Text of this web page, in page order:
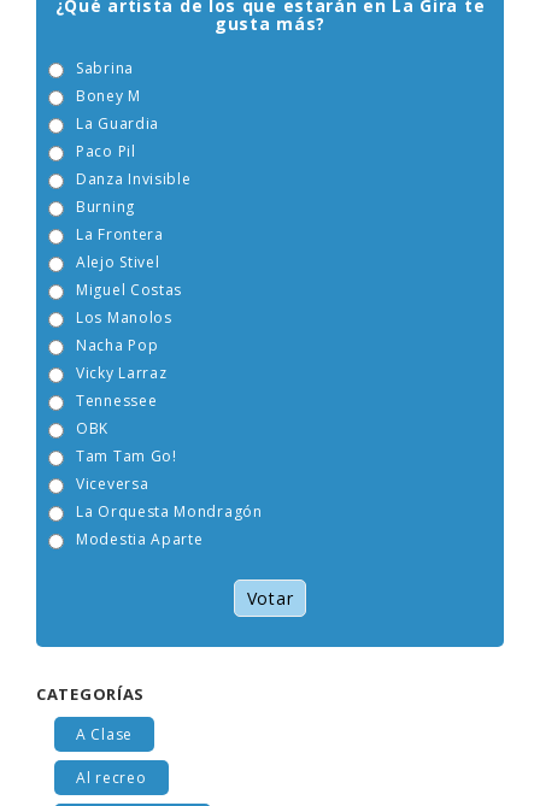
¿Qué artista de los que estarán en La Gira te
gusta más?
Boney M
Burning
Alejo Stivel
Miguel Costas
Nacha Pop
Vicky Larraz
La Orquesta Mondragón
Modestia Aparte
Votar
A Clase
Al recreo